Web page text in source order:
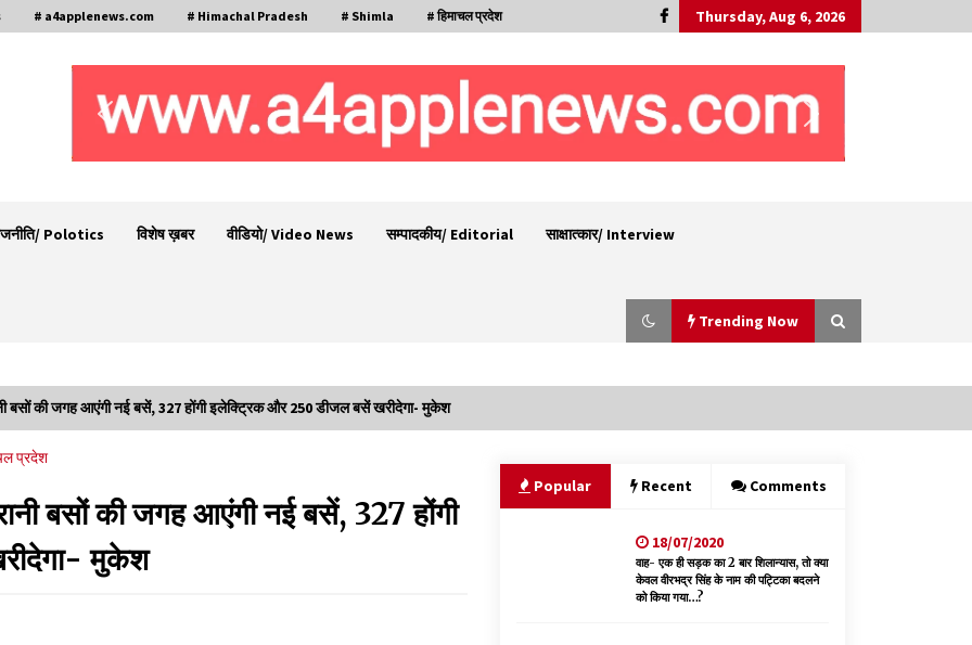
# a4applenews.com # Himachal Pradesh # Shimla # हिमाचल प्रदेश Thursday, Aug 6, 2026
Polotics विशेष ख़बर वीडियो/ Video News सम्पादकीय/ Editorial साक्षात्कार/ Interview
Trending Now
हर्ष महाजन
भवन एवं अन्य सन्निर्माण कामगार शीघ्र करवाएं ई-श्रम
पोर्टल पर पंजीकरण
05/08/2026
बसों की जगह आएंगी नई बसें, 327 होंगी इलेक्ट्रिक और 250 डीजल बसें खरीदेगा- मुकेश
प्रदेश
बसों की जगह आएंगी नई बसें, 327 होंगी
मुकेश
Popular Recent Comments
18/07/2020
वाह- एक ही सड़क का 2 बार शिलान्यास, तो क्या
केवल वीरभद्र सिंह के नाम की पट्टिका बदलने
को किया गया…?